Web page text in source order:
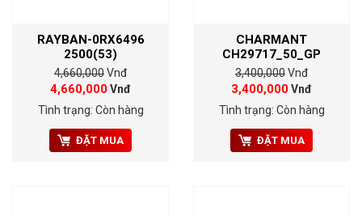
RAYBAN-0RX6496
2500(53)
4,660,000Vnđ
4,660,000Vnđ
Tình trạng: Còn hàng
ĐẶT MUA
CHARMANT
CH29717_50_GP
3,400,000Vnđ
3,400,000Vnđ
Tình trạng: Còn hàng
ĐẶT MUA